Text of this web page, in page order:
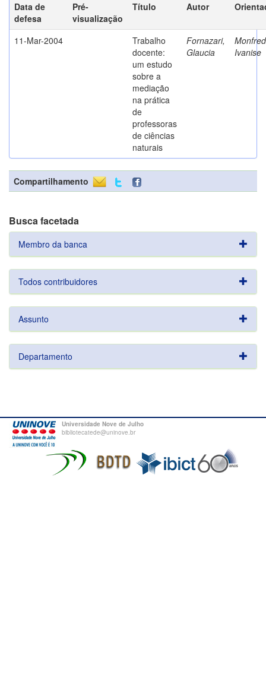
Data de
defesa
Pré-
visualização
Título Autor
11-Mar-2004
Trabalho
docente:
um estudo
sobre a
mediação
na prática
de
professoras
de ciências
naturais
Fornazari,
Glaucia
Ivanise
Compartilhamento
Busca facetada
Membro da banca
Todos contribuidores
Assunto
Departamento
Universidade Nove de Julho
bibliotecatede@uninove.br